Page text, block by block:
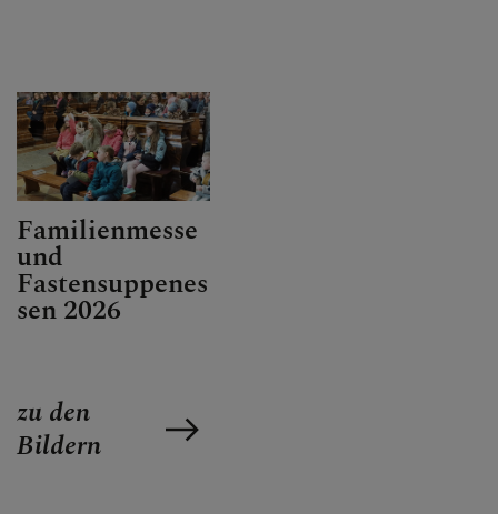
Familienmesse
und
Fastensuppenes
sen 2026
zu den
Bildern